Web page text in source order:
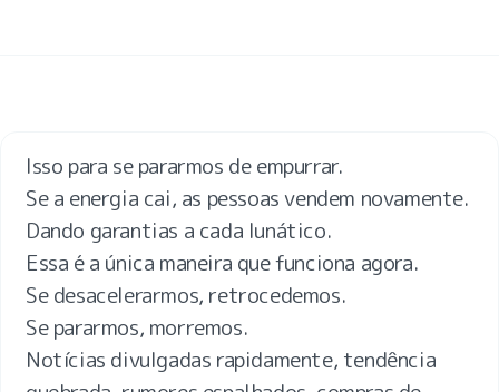
Isso para se pararmos de empurrar.
Se a energia cai, as pessoas vendem novamente.
Dando garantias a cada lunático.
Essa é a única maneira que funciona agora.
Se desacelerarmos, retrocedemos.
Se pararmos, morremos.
Notícias divulgadas rapidamente, tendência